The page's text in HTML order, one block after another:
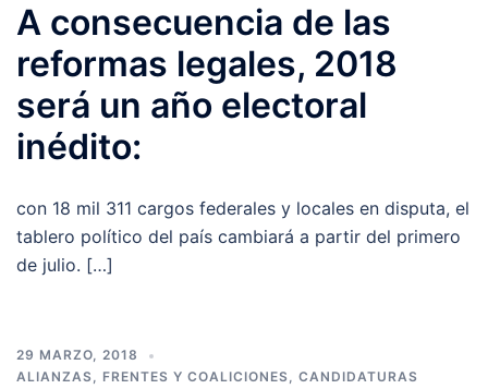
A consecuencia de las
reformas legales, 2018
será un año electoral
inédito:
con 18 mil 311 cargos federales y locales en disputa, el
tablero político del país cambiará a partir del primero
de julio. […]
29 MARZO, 2018
ALIANZAS, FRENTES Y COALICIONES, CANDIDATURAS